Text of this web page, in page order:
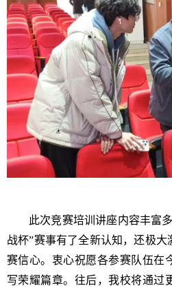
此次竞赛培训讲座内容丰富
战杯”赛事有了全新认知，还极
赛信心。衷心祝愿各参赛队伍在
写荣耀篇章。往后，我校将通过